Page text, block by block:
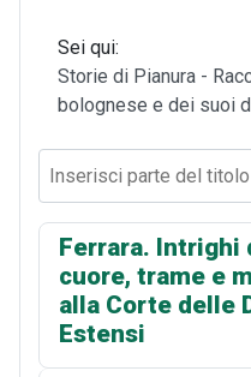
Sei qui:
Storie di Pianura -
bolognese e dei suoi
Ferrara. Intrighi
cuore, trame e
alla Corte delle
Estensi